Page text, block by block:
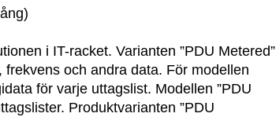
i IT-racket. Varianten ”PDU Metered”
och andra data. För modellen
för varje uttagslist. Modellen ”PDU
Produktvarianten ”PDU